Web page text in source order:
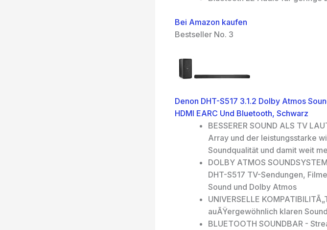
Bei Amazon kaufen
Bestseller No. 3
Denon DHT-S517 3.1.2 Dolby Atmos
HDMI EARC Und Bluetooth, Schwarz
BESSERER SOUND ALS TV
Array und der leistungsstarke
Soundqualität und damit weit
DOLBY ATMOS
DHT-S517 TV-Sendungen,
Sound und Dolby Atmos
UNIVERSELLE
auÃŸergewöhnlich klaren
BLUETOOTH SOUNDBAR -